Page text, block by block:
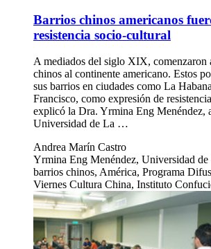
Barrios chinos americanos
resistencia socio-cultural
A mediados del siglo XIX, comenzaron
chinos al continente americano. Estos
sus barrios en ciudades como La
Francisco, como expresión de
explicó la Dra. Yrmina Eng Menéndez,
Universidad de La …
Andrea Marín Castro
Yrmina Eng Menéndez, Universidad de
barrios chinos, América, Programa
Viernes Cultura China, Instituto